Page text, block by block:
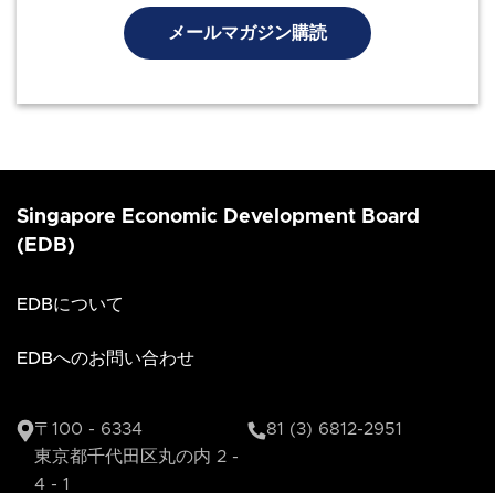
メールマガジン購読
Singapore Economic Development Board
(EDB)
EDBについて
EDBへのお問い合わせ
〒100 - 6334
東京都千代田区丸の内 2 -
4 - 1
81 (3) 6812-2951